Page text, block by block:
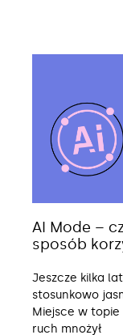
AI Mode –
sposób
Jeszcze kilka
stosunkowo
Miejsce w topie
ruch mnożył